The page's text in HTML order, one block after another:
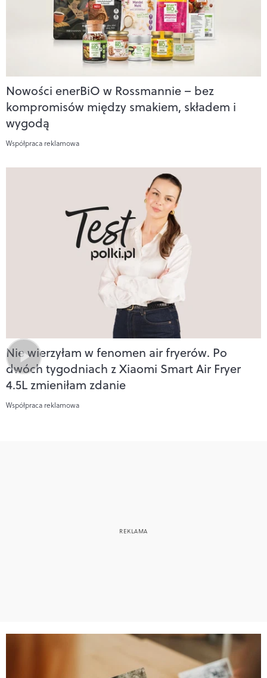
Nowości enerBiO w Rossmannie – bez
kompromisów między smakiem, składem i
wygodą
Współpraca reklamowa
Nie wierzyłam w fenomen air fryerów. Po
dwóch tygodniach z Xiaomi Smart Air Fryer
4.5L zmieniłam zdanie
Współpraca reklamowa